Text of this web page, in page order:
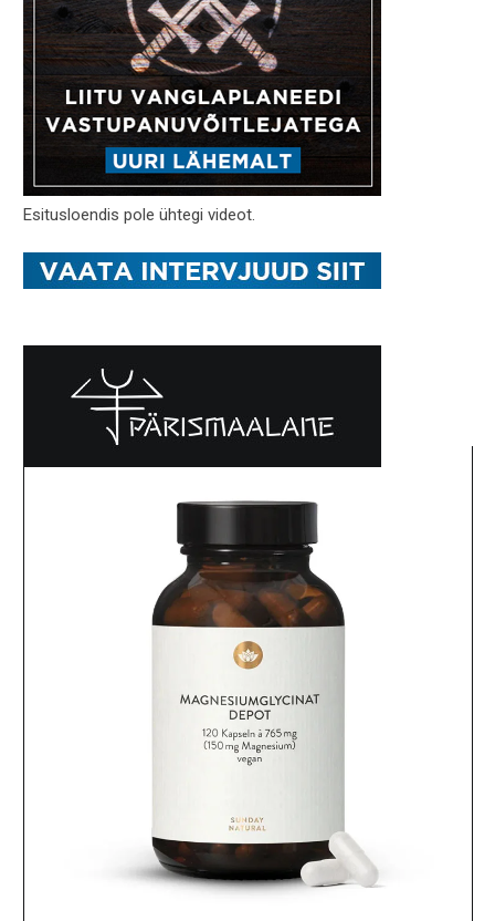
Esitusloendis pole ühtegi videot.